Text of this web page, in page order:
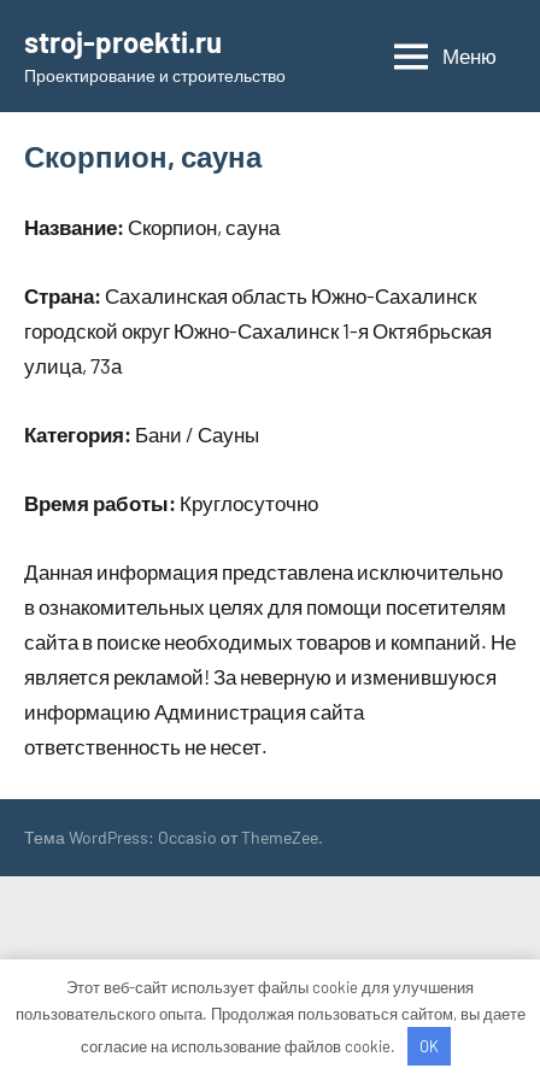
содержимому
stroj-proekti.ru
Проектирование и строительство
Меню
Скорпион, сауна
Название: Скорпион, сауна
Страна: Сахалинская область Южно-Сахалинск
городской округ Южно-Сахалинск 1-я Октябрьская
улица, 73а
Категория: Бани / Сауны
Время работы: Круглосуточно
Данная информация представлена исключительно
в ознакомительных целях для помощи посетителям
сайта в поиске необходимых товаров и компаний. Не
является рекламой! За неверную и изменившуюся
информацию Администрация сайта
ответственность не несет.
Тема WordPress: Occasio от ThemeZee.
Этот веб-сайт использует файлы cookie для улучшения
пользовательского опыта. Продолжая пользоваться сайтом, вы даете
согласие на использование файлов cookie.
OK